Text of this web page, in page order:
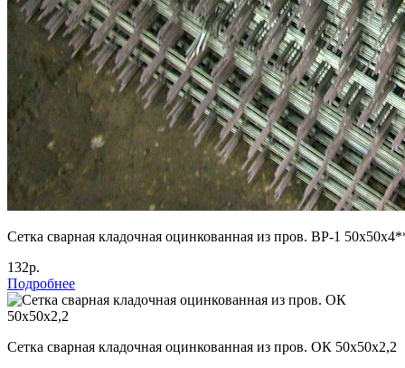
Сетка сварная кладочная оцинкованная из пров. ВР-1
132р.
Подробнее
Сетка сварная кладочная оцинкованная из пров. ОК 50х50х2,2